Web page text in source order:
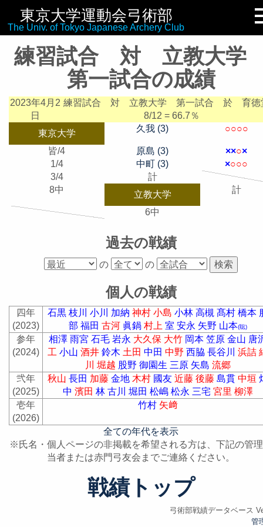
東京大学運動会弓術部
The Univ. of Tokyo Japanese Archery Club
リンク集
練習試合 対 立教大
第一試合の成績
2023年4月2
日
練習試合 対 立教大学 第一試合
於 育徳
8/12 = 66.7％
東京大学
久我 (3) ○○○○
皆/4 原島 (3) ××○×
1/4
中町 (3) ×○○○
3/4
計
8中
立教大学 計
6中
過去の戦績
の の
個人の戦績
四年
(2023)
石黒 枝川 小川 加納 神村 小島 小林 高槻 髙村 橋本
部 福田 古河 眞鍋 村上 室 安永 矢野 山本(聡)
参年
(2024)
相澤 雨宮 石毛 岩永 大久保 大竹 岡本 笠原 金山 唐
工 小山 酒井 鈴木 土田 中田 中野 西脇 長谷川 浜詰
川 堀越 股野 御園生 三原 矢島 流郷
弐年
(2025)
秋山 長田 加藤 金地 木村 國友 近藤 後藤 島貫 中垣
中 濱田 林 古川 堀田 松嶋 松永 三宅 宮里 柳澤
壱年
(2026)
竹村 矢﨑
全ての年代を表示
※氏名・個人ページの非掲載を希望される方は、下記の管
当者または赤門弓友会までご連絡ください。
戦績トップ
弓術部戦績データベース
管